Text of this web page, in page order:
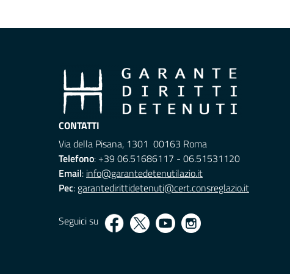
CONTATTI
Via della Pisana, 1301 00163 Roma
Telefono: +39 06.51686117 - 06.51531120
Email: info@garantedetenutilazio.it
Pec: garantedirittidetenuti@cert.consreglazio.it
Seguici su